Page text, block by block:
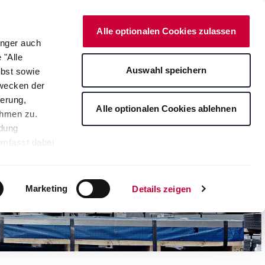
auch
"Alle
sowie
der
zu.
dabei
Ihrer
nach den
Marketing Details zeigen
Alle optionalen Cookies zulassen
Auswahl speichern
Alle optionalen Cookies ablehnen